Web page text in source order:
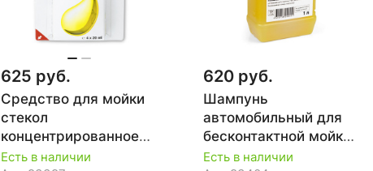
625 руб.
Средство для мойки
стекол
концентрированное
KARCHER RM 503, 20
Есть в наличии
620 руб.
Шампунь
автомобильный для
бесконтактной мойки
KARCHER K PARTS
Есть в наличии